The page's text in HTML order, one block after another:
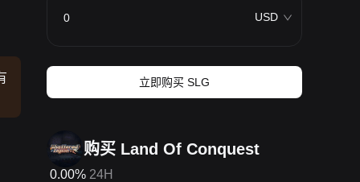
USD
立即购买 SLG
购买 Land Of Conquest
0.00% 24H